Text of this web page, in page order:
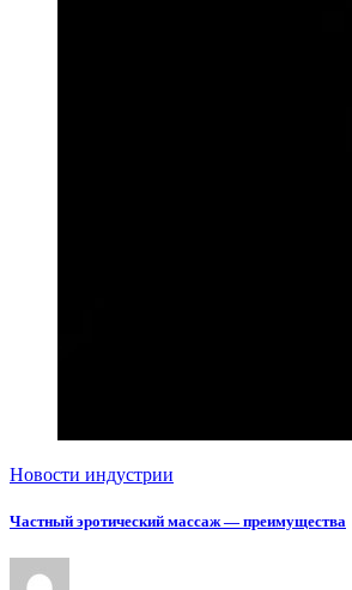
Новости индустрии
Частный эротический массаж — преимущества